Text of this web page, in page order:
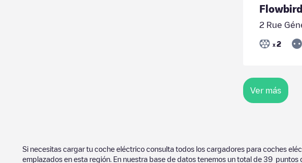
2 Rue
x 2
Ver más
Si necesitas cargar tu coche eléctrico consulta todos los cargadores para coches
emplazados en esta región. En nuestra base de datos tenemos un total de 39 puntos